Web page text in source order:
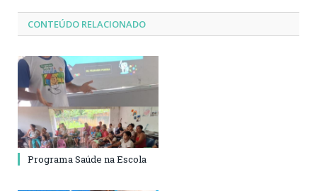
CONTEÚDO RELACIONADO
Programa Saúde na Escola